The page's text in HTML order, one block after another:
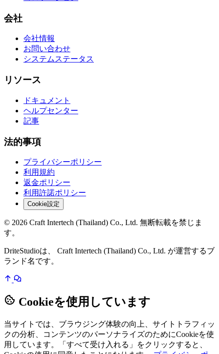
会社
会社情報
お問い合わせ
システムステータス
リソース
ドキュメント
ヘルプセンター
記事
法的事項
プライバシーポリシー
利用規約
返金ポリシー
利用許諾ポリシー
Cookie設定
© 2026 Craft Intertech (Thailand) Co., Ltd. 無断転載を禁じま
す。
DriteStudioは、 Craft Intertech (Thailand) Co., Ltd. が運営するブ
ランド名です。
Cookieを使用しています
当サイトでは、ブラウジング体験の向上、サイトトラフィッ
クの分析、コンテンツのパーソナライズのためにCookieを使
用しています。「すべて受け入れる」をクリックすると、